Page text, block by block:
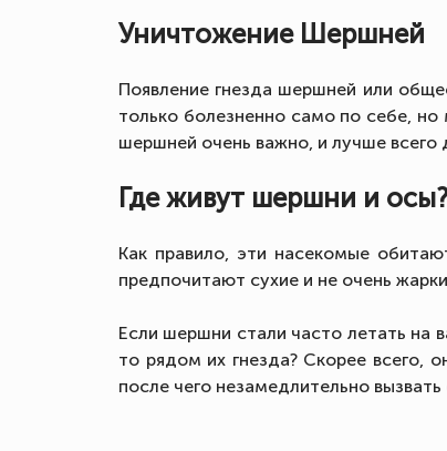
Уничтожение Шершней
Появление гнезда шершней или
только болезненно само по себе,
шершней очень важно, и лучше всего
Где живут шершни и осы?
Как правило, эти насекомые
предпочитают сухие и не очень
Если шершни стали часто летать на
то рядом их гнезда? Скорее всего,
после чего незамедлительно